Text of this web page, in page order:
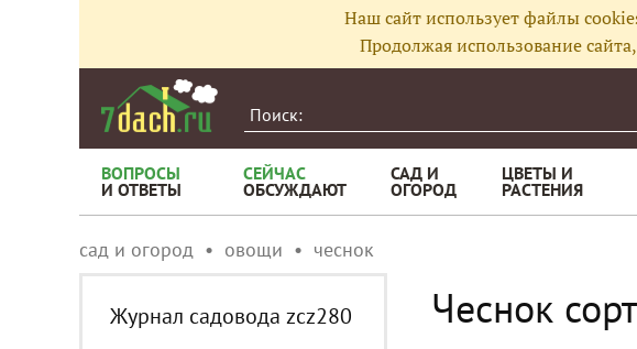
Наш сайт использует файлы
Продолжая использование
ВОПРОСЫ
И ОТВЕТЫ
СЕЙЧАС
ОБСУЖДАЮТ
САД И
ОГОРОД
ЦВЕТЫ И
РАСТЕНИЯ
сад и огород овощи чеснок
Журнал садовода zcz280
Чеснок